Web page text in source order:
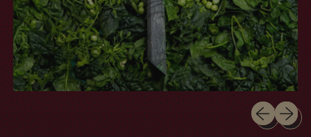
Slide